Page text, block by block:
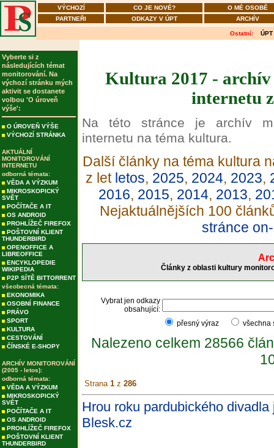
VÝCHOZÍ CO JE NOVÉ?
O MÉ OSOBĚ
PARTNEŘI
ODKAZY V ÚPT ARCHÍV
Ostatní: ÚPT
Vyberte si z
následujících témat
monitorování. Na
výchozí stránku mých
aktivit se dostanete
volbou 'O úroveň
výše':
O ÚROVEŇ VÝŠE
VÝCHOZÍ STRÁNKA
AKTUÁLNÍ
MONITOROVÁNÍ
INTERNETU
odborná témata:
VĚDA A VÝZKUM
MIKROSKOPICKÝ
SVĚT
POČÍTAČE A IT
OS ANDROID
PROHLÍŽEČ FIREFOX
POŠTOVNÍ KLIENT
THUNDERBIRD
OPENOFFICE A
LIBREOFFICE
ENCYKLOPEDIE
WIKIPEDIA
P2P SÍTĚ BITTORRENT
všeobecná témata:
EKONOMIKA
OSOBNÍ FINANCE
PRÁVO
SPORT
KULTURA
CESTOVÁNÍ
ČÍNSKÉ E-SHOPY
ARCHÍV MONITOROVÁNÍ
(2005 - letos):
odborná témata:
VĚDA A VÝZKUM
MIKROSKOPICKÝ
SVĚT
POČÍTAČE A IT
OS ANDROID
PROHLÍŽEČ FIREFOX
POŠTOVNÍ KLIENT
THUNDERBIRD
Kultura 2017 - archív
internetu
Na této stránce je archív
internetu na téma kultura.
Další články na téma kultura
z let letos, 2025, 2024, 2023,
2016, 2015, 2014, 2013,
Nejaktuálnějších 100
stránce
Články z oblasti kultury
Vybrat jen odkazy
obsahující:
přesný výraz
Nalezeno celkem 28566
Strana 1 z 286
Hrou roku pardubického
Blesk.cz